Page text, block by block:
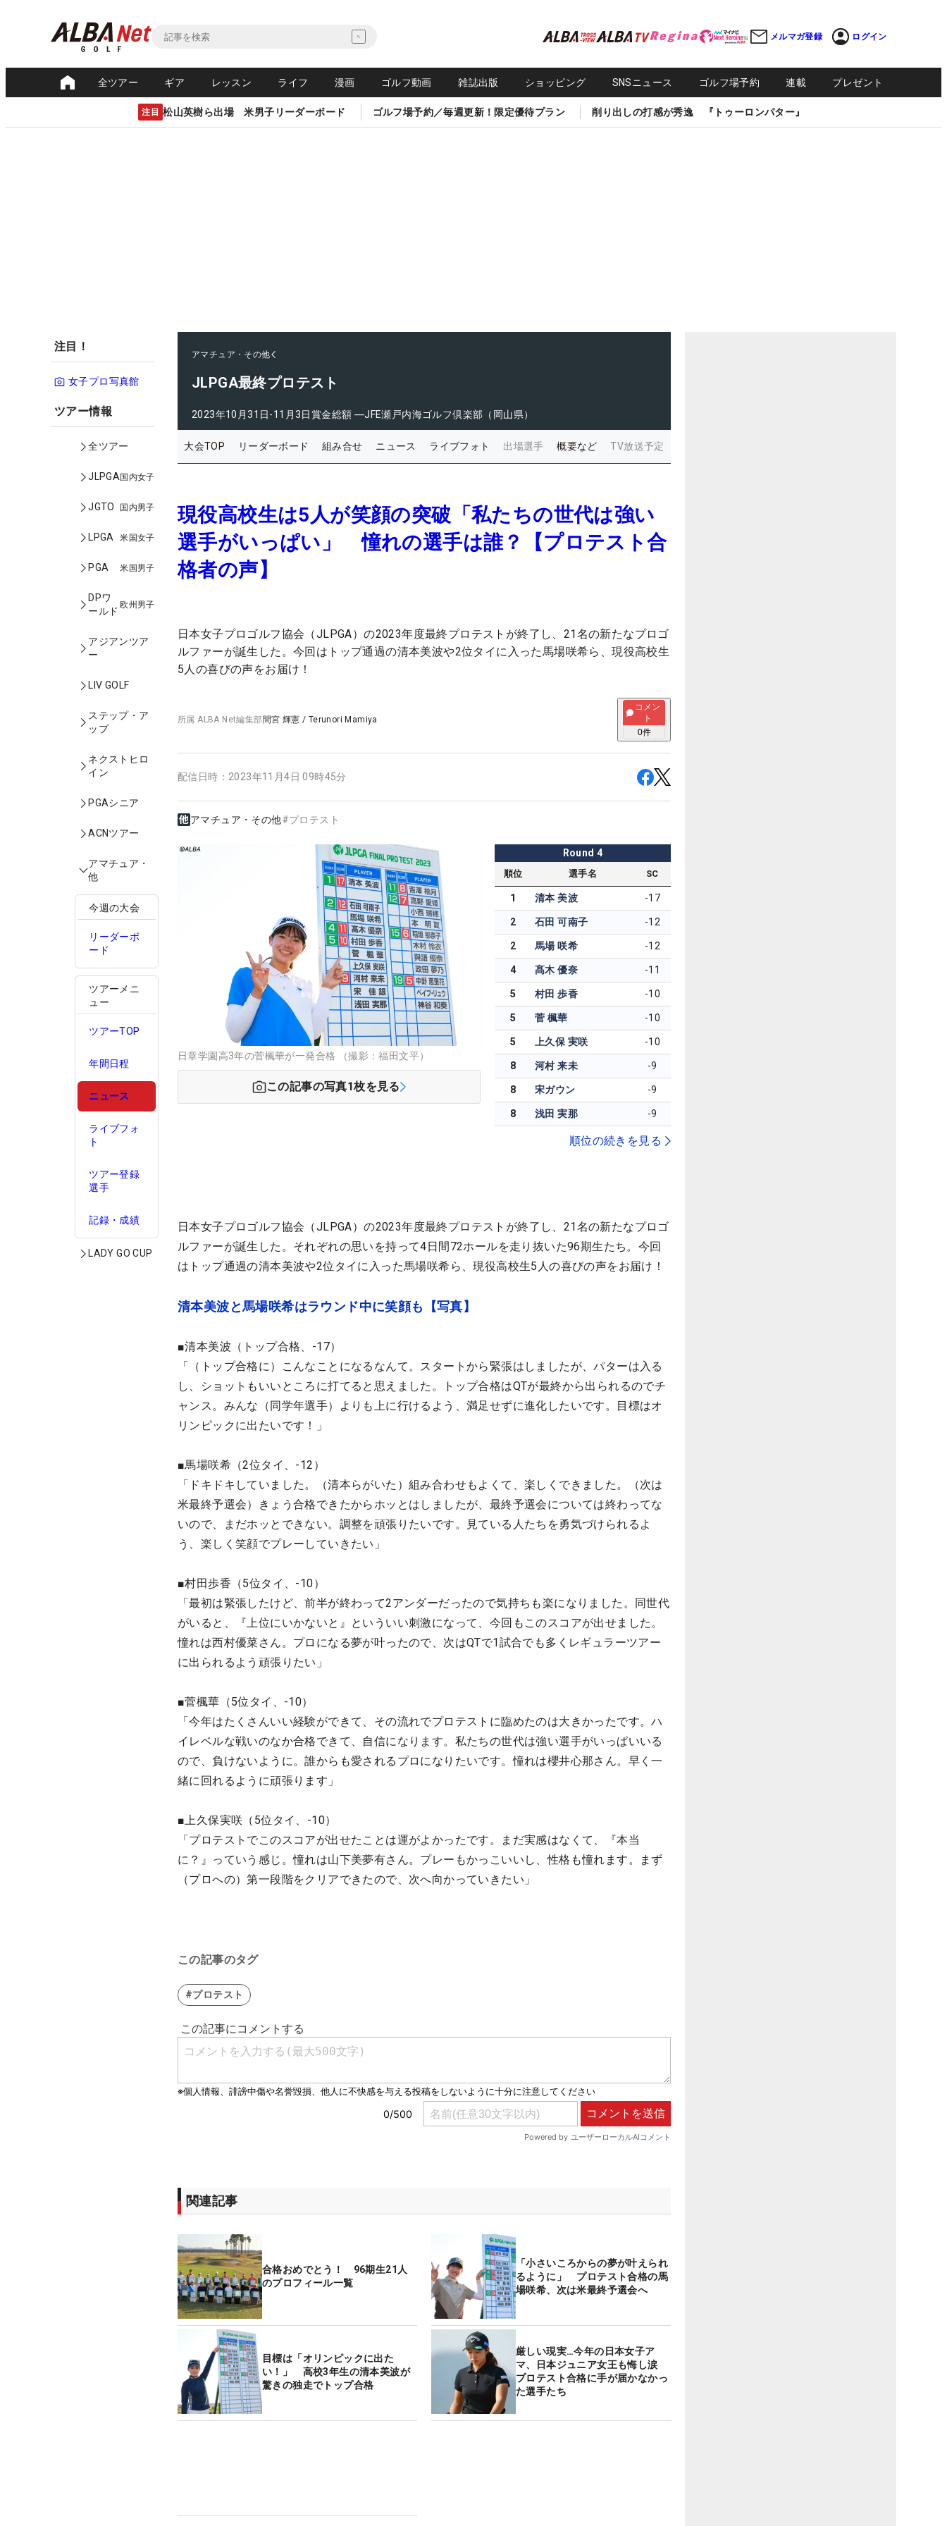
メルマガ登録 ログイン
全ツアー ギア レッスン ライフ 漫画 ゴルフ動画 雑誌出版 ショッピング SNSニュース ゴルフ場予約 連載 プレゼント
注目 松山英樹ら出場 米男子リーダーボード ゴルフ場予約／毎週更新！限定優待プラン 削り出しの打感が秀逸 『トゥーロンパター』
注目！
女子プロ写真館
ツアー情報
全ツアー
JLPGA国内女子
JGTO 国内男子
LPGA 米国女子
PGA 米国男子
DPワ
ールド
欧州男子
アジアンツア
ー
LIV GOLF
ステップ・ア
ップ
ネクストヒロ
イン
PGAシニア
ACNツアー
アマチュア・
他
今週の大会
リーダーボ
ード
ツアーメニ
ュー
ツアーTOP
年間日程
ニュース
ライブフォ
ト
ツアー登録
選手
記録・成績
LADY GO CUP
アマチュア・その他
JLPGA最終プロテスト
2023年10月31日-11月3日賞金総額 ―JFE瀬戸内海ゴルフ倶楽部（岡山県）
大会TOP リーダーボード 組み合せ ニュース ライブフォト 出場選手 概要など TV放送予定
現役高校生は5人が笑顔の突破「私たちの世代は強い
選手がいっぱい」 憧れの選手は誰？【プロテスト合
格者の声】
日本女子プロゴルフ協会（JLPGA）の2023年度最終プロテストが終了し、21名の新たなプロゴ
ルファーが誕生した。今回はトップ通過の清本美波や2位タイに入った馬場咲希ら、現役高校生
5人の喜びの声をお届け！
所属ALBA Net編集部間宮 輝憲 / Terunori Mamiya
コメン
ト
0件
配信日時： 2023年11月4日 09時45分
アマチュア・その他#プロテスト
日章学園高3年の菅楓華が一発合格 （撮影：福田文平）
この記事の写真1枚を見る
Round 4
順位 選手名 SC
1 清本 美波 -17
2 石田 可南子 -12
2 馬場 咲希 -12
4 髙木 優奈 -11
5 村田 歩香 -10
5 菅 楓華 -10
5 上久保 実咲 -10
8 河村 来未 -9
8 宋ガウン -9
8 浅田 実那 -9
順位の続きを見る
日本女子プロゴルフ協会（JLPGA）の2023年度最終プロテストが終了し、21名の新たなプロゴ
ルファーが誕生した。それぞれの思いを持って4日間72ホールを走り抜いた96期生たち。今回
はトップ通過の清本美波や2位タイに入った馬場咲希ら、現役高校生5人の喜びの声をお届け！
清本美波と馬場咲希はラウンド中に笑顔も【写真】
■清本美波（トップ合格、-17）
「（トップ合格に）こんなことになるなんて。スタートから緊張はしましたが、パターは入る
し、ショットもいいところに打てると思えました。トップ合格はQTが最終から出られるのでチ
ャンス。みんな（同学年選手）よりも上に行けるよう、満足せずに進化したいです。目標はオ
リンピックに出たいです！」
■馬場咲希（2位タイ、-12）
「ドキドキしていました。（清本らがいた）組み合わせもよくて、楽しくできました。（次は
米最終予選会）きょう合格できたからホッとはしましたが、最終予選会については終わってな
いので、まだホッとできない。調整を頑張りたいです。見ている人たちを勇気づけられるよ
う、楽しく笑顔でプレーしていきたい」
■村田歩香（5位タイ、-10）
「最初は緊張したけど、前半が終わって2アンダーだったので気持ちも楽になりました。同世代
がいると、『上位にいかないと』といういい刺激になって、今回もこのスコアが出せました。
憧れは西村優菜さん。プロになる夢が叶ったので、次はQTで1試合でも多くレギュラーツアー
に出られるよう頑張りたい」
■菅楓華（5位タイ、-10）
「今年はたくさんいい経験ができて、その流れでプロテストに臨めたのは大きかったです。ハ
イレベルな戦いのなか合格できて、自信になります。私たちの世代は強い選手がいっぱいいる
ので、負けないように。誰からも愛されるプロになりたいです。憧れは櫻井心那さん。早く一
緒に回れるように頑張ります」
■上久保実咲（5位タイ、-10）
「プロテストでこのスコアが出せたことは運がよかったです。まだ実感はなくて、『本当
に？』っていう感じ。憧れは山下美夢有さん。プレーもかっこいいし、性格も憧れます。まず
（プロへの）第一段階をクリアできたので、次へ向かっていきたい」
この記事のタグ
#プロテスト
関連記事
合格おめでとう！ 96期生21人
のプロフィール一覧
「小さいころからの夢が叶えられ
るように」 プロテスト合格の馬
場咲希、次は米最終予選会へ
目標は「オリンピックに出た
い！」 高校3年生の清本美波が
驚きの独走でトップ合格
厳しい現実…今年の日本女子ア
マ、日本ジュニア女王も悔し涙
プロテスト合格に手が届かなかっ
た選手たち